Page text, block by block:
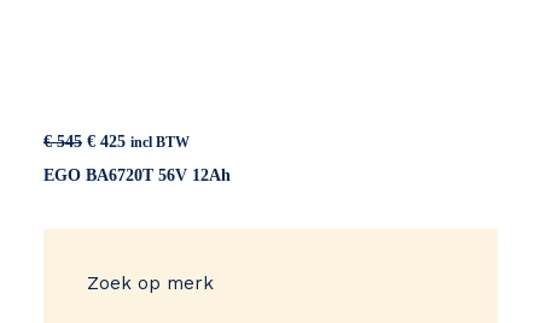
€545 Oorspronkelijke
was:
€ 425Huidige
is:
incl BTW
EGO BA6720T 56V 12Ah
Zoek op merk